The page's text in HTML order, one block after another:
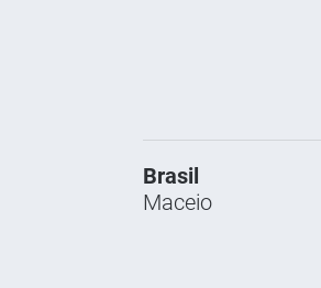
Brasil
Maceio